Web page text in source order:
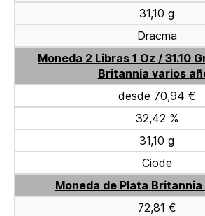
31,10 g
Dracma
Moneda 2 Libras 1 Oz / 31.10
Britannia varios
desde 70,94 €
32,42 %
31,10 g
Ciode
Moneda de Plata Britannia
72,81 €